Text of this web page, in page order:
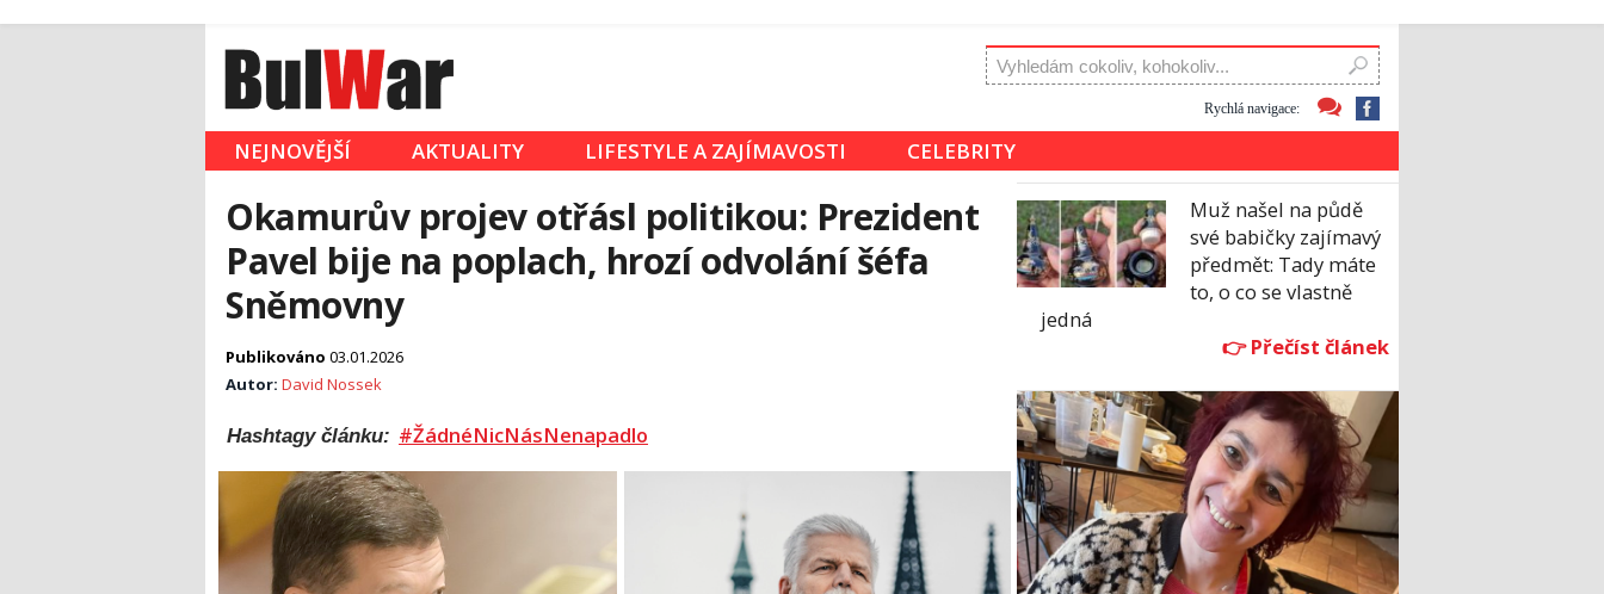
Rychlá navigace:
NEJNOVĚJŠÍ AKTUALITY LIFESTYLE A ZAJÍMAVOSTI CELEBRITY
Okamurův projev otřásl politikou: Prezident
Pavel bije na poplach, hrozí odvolání šéfa
Sněmovny
Publikováno 03.01.2026
Autor: David Nossek
Hashtagy článku: #ŽádnéNicNásNenapadlo
Muž našel na půdě
své babičky zajímavý
předmět: Tady máte
to, o co se vlastně
jedná